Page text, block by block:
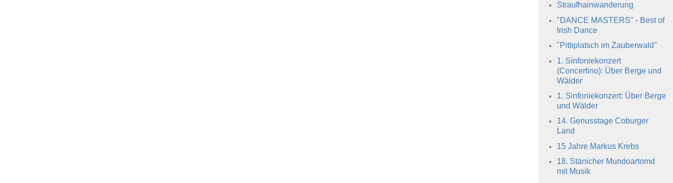
Straufhainwanderung
"DANCE MASTERS" - Best of
Irish Dance
"Pittiplatsch im Zauberwald"
1. Sinfoniekonzert
(Concertino): Über Berge und
Wälder
1. Sinfoniekonzert: Über Berge
und Wälder
14. Genusstage Coburger
Land
15 Jahre Markus Krebs
18. Stänicher Mundoartomd
mit Musik